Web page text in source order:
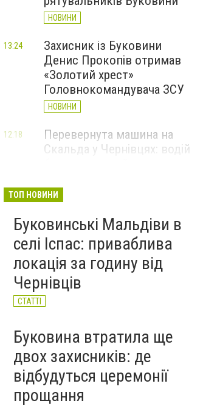
НОВИНИ
Захисник із Буковини
Денис Прокопів отримав
«Золотий хрест»
Головнокомандувача ЗСУ
НОВИНИ
13:24
Перевернута машина на
Скальда у Чернівцях: водій
12:18
зафіксували новий
історичний температурний
максимум
НОВИНИ
ТОП НОВИНИ
Буковинські Мальдіви в
селі Іспас: приваблива
локація за годину від
Чернівців
СТАТТІ
Буковина втратила ще
двох захисників: де
відбудуться церемонії
прощання